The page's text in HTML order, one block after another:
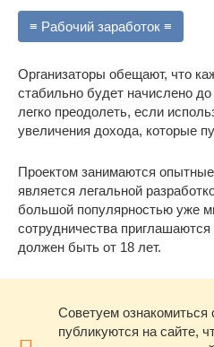
≡ Рабочий заработок ≡
Организаторы обещают, что
стабильно будет начислено
легко преодолеть, если
увеличения дохода, которые
Проектом занимаются
является легальной
большой популярностью уже
сотрудничества
должен быть от 18 лет.
Советуем
публикуются на сайте,